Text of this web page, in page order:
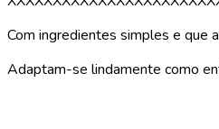
Com ingredientes simples e que
Adaptam-se lindamente como